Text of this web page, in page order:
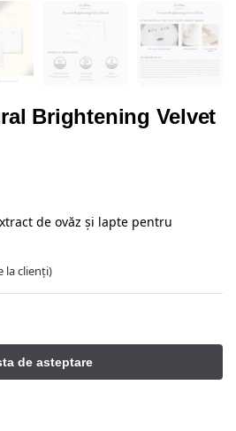
Brightening Velvet
de ovăz și lapte pentru
la clienți)